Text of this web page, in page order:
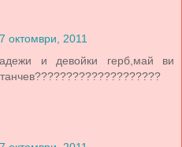
октомври, 2011
и девойки герб,май ви